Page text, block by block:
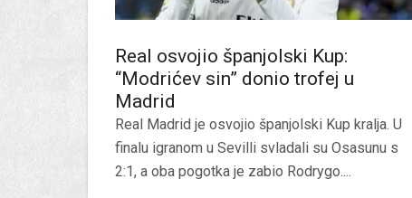
Real osvojio španjolski Kup:
“Modrićev sin” donio trofej u
Madrid
Real Madrid je osvojio španjolski Kup kralja. U
finalu igranom u Sevilli svladali su Osasunu s
2:1, a oba pogotka je zabio Rodrygo....